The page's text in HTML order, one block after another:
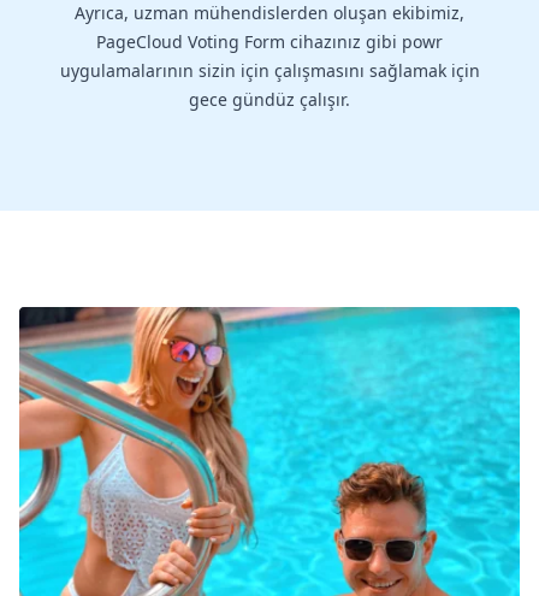
Ayrıca, uzman mühendislerden oluşan ekibimiz,
PageCloud Voting Form cihazınız gibi powr
uygulamalarının sizin için çalışmasını sağlamak için
gece gündüz çalışır.